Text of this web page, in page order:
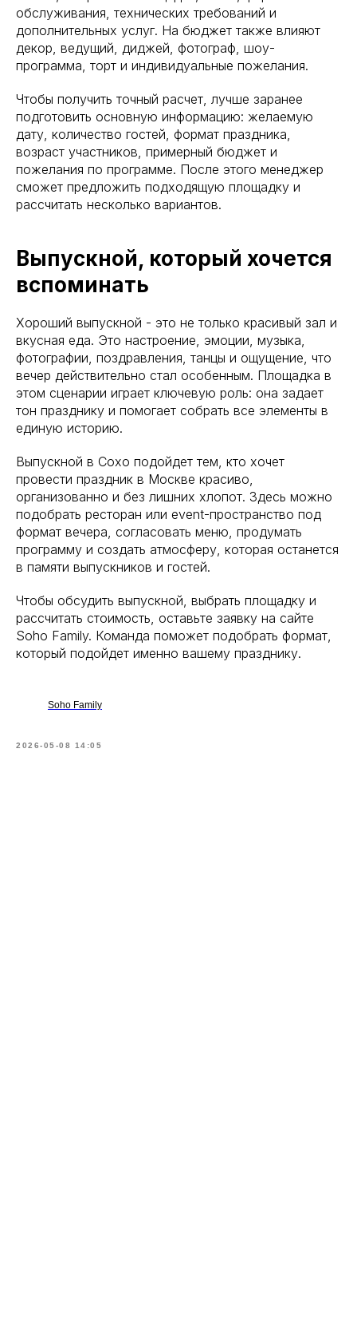
обслуживания, технических требований и
дополнительных услуг. На бюджет также влияют
декор, ведущий, диджей, фотограф, шоу-
программа, торт и индивидуальные пожелания.
Чтобы получить точный расчет, лучше заранее
подготовить основную информацию: желаемую
дату, количество гостей, формат праздника,
возраст участников, примерный бюджет и
пожелания по программе. После этого менеджер
сможет предложить подходящую площадку и
рассчитать несколько вариантов.
Выпускной, который хочется
вспоминать
Хороший выпускной - это не только красивый зал и
вкусная еда. Это настроение, эмоции, музыка,
фотографии, поздравления, танцы и ощущение, что
вечер действительно стал особенным. Площадка в
этом сценарии играет ключевую роль: она задает
тон празднику и помогает собрать все элементы в
единую историю.
Выпускной в Сохо подойдет тем, кто хочет
провести праздник в Москве красиво,
организованно и без лишних хлопот. Здесь можно
подобрать ресторан или event-пространство под
формат вечера, согласовать меню, продумать
программу и создать атмосферу, которая останется
в памяти выпускников и гостей.
Чтобы обсудить выпускной, выбрать площадку и
рассчитать стоимость, оставьте заявку на сайте
Soho Family. Команда поможет подобрать формат,
который подойдет именно вашему празднику.
Soho Family
2026-05-08 14:05
pr@sohorooms.com
Контакты
Связаться с нами
+7
Отправить
© 2026 Soho Family. Все права защищены.